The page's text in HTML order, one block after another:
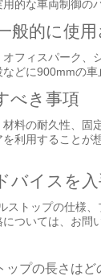
的な車両制御の
般的に使
フィスパーク、
どに900mmの車
べき事項
料の耐久性、固
利用することが
バイスを入
ストップの仕様
ついては、お問
ップの長さは